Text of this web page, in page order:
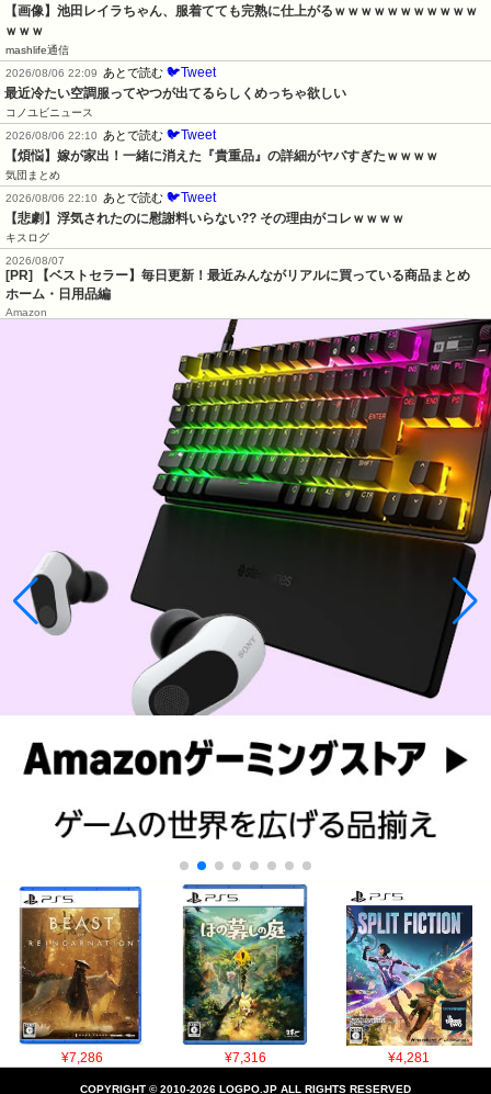
【画像】池田レイラちゃん、服着てても完熟に仕上がるｗｗｗｗｗｗｗｗｗｗｗ
ｗｗｗ
mashlife通信
2026/08/06 22:09
あとで読む 🐦Tweet
最近冷たい空調服ってやつが出てるらしくめっちゃ欲しい
コノユビニュース
2026/08/06 22:10
あとで読む 🐦Tweet
【煩悩】嫁が家出！一緒に消えた『貴重品』の詳細がヤバすぎたｗｗｗｗ
気団まとめ
2026/08/06 22:10
あとで読む 🐦Tweet
【悲劇】浮気されたのに慰謝料いらない?? その理由がコレｗｗｗｗ
キスログ
2026/08/07
[PR] 【ベストセラー】毎日更新！最近みんながリアルに買っている商品まとめ
ホーム・日用品編
Amazon
¥7,286 ¥7,316 ¥4,281
COPYRIGHT © 2010-2026 LOGPO.JP ALL RIGHTS RESERVED